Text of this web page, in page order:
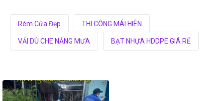
Rèm Cửa Đẹp THI CÔNG MÁI HIÊN
VẢI DÙ CHE NẮNG MƯA BẠT NHỰA HDDPE GIÁ RẺ